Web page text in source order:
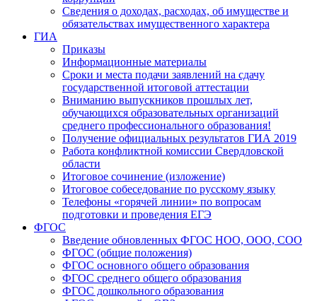
Сведения о доходах, расходах, об имуществе и
обязательствах имущественного характера
ГИА
Приказы
Информационные материалы
Сроки и места подачи заявлений на сдачу
государственной итоговой аттестации
Вниманию выпускников прошлых лет,
обучающихся образовательных организаций
среднего профессионального образования!
Получение официальных результатов ГИА 2019
Работа конфликтной комиссии Свердловской
области
Итоговое сочинение (изложение)
Итоговое собеседование по русскому языку
Телефоны «горячей линии» по вопросам
подготовки и проведения ЕГЭ
ФГОС
Введение обновленных ФГОС НОО, ООО, СОО
ФГОС (общие положения)
ФГОС основного общего образования
ФГОС среднего общего образования
ФГОС дошкольного образования